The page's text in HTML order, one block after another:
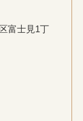
富士見1丁